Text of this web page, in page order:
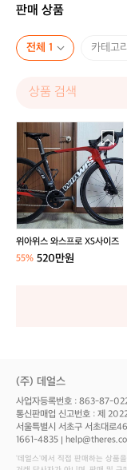
판매 상품
전체 1 카테고리
위
아
위
스
와
스
프
로
X
S
위아위스 와스프로 XS사이즈
55% 520만원
(주) 데얼스
사업자등록번호 : 863-87-
통신판매업 신고번호 : 제
서울특별시 서초구 서초대로
1661-4835
help@theres.co
‘데얼스'에서 직접 판매하는 상품